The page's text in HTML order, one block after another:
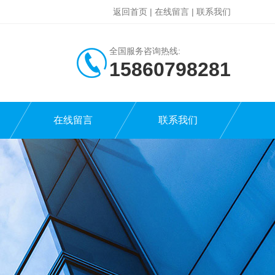
返回首页 | 在线留言 | 联系我们
全国服务咨询热线:
15860798281
在线留言 联系我们